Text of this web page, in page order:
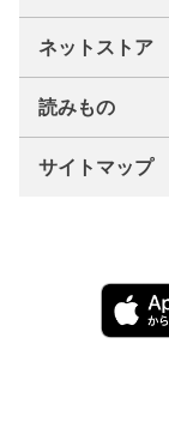
ネットストア
読みもの
サイトマップ